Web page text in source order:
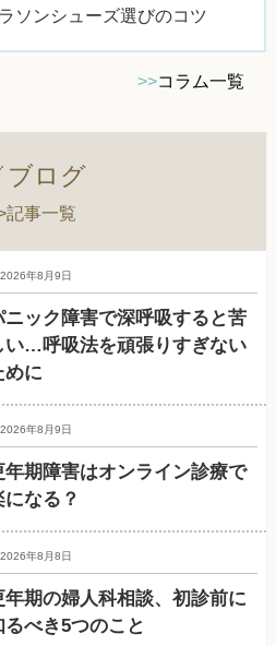
ソンシューズ選びのコツ
>>コラム一覧
ブログ
記事一覧
ニック障害で深呼吸すると苦
い…呼吸法を頑張りすぎない
めに
2026年8月9日
年期障害はオンライン診療で
になる？
2026年8月9日
年期の婦人科相談、初診前に
るべき5つのこと
2026年8月8日